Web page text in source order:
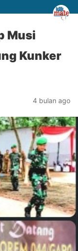
Musi
Kunker
4 bulan ago